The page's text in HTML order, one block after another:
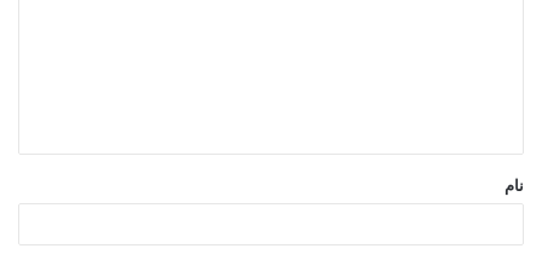
والدین طلاق
*
نام